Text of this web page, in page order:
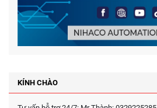
KÍNH CHÀO